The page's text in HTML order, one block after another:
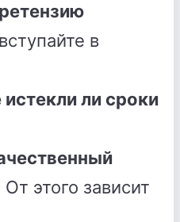
в
ли сроки
От этого зависит